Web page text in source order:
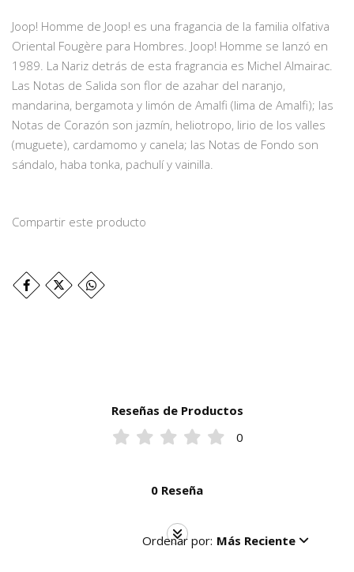
Joop! Homme de Joop! es una fragancia de la familia olfativa
Oriental Fougère para Hombres. Joop! Homme se lanzó en
1989. La Nariz detrás de esta fragrancia es Michel Almairac.
Las Notas de Salida son flor de azahar del naranjo,
mandarina, bergamota y limón de Amalfi (lima de Amalfi); las
Notas de Corazón son jazmín, heliotropo, lirio de los valles
(muguete), cardamomo y canela; las Notas de Fondo son
sándalo, haba tonka, pachulí y vainilla.
Compartir este producto
Reseñas de Productos
0
0 Reseña
Ordenar por: Más Reciente